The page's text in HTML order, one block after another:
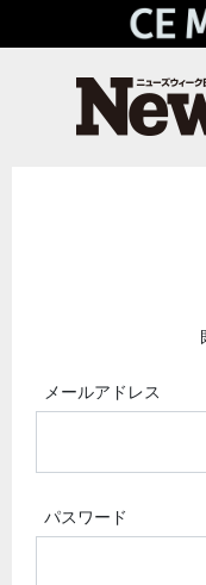
メールアドレス
パスワード